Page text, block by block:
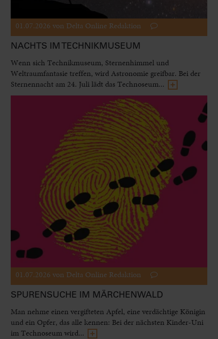
01.07.2026 von Delta Online Redaktion
NACHTS IM TECHNIKMUSEUM
Wenn sich Technikmuseum, Sternenhimmel und
Weltraumfantasie treffen, wird Astronomie greifbar. Bei der
Sternennacht am 24. Juli lädt das Technoseum...
01.07.2026 von Delta Online Redaktion
SPURENSUCHE IM MÄRCHENWALD
Man nehme einen vergifteten Apfel, eine verdächtige Königin
und ein Opfer, das alle kennen: Bei der nächsten Kinder-Uni
im Technoseum wird...